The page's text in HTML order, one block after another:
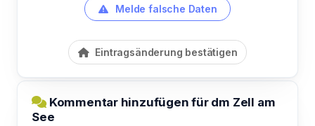
Melde falsche Daten
Eintragsänderung bestätigen
Kommentar hinzufügen für dm Zell am
See